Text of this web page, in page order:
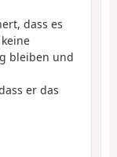
dass es
bleiben und
er das